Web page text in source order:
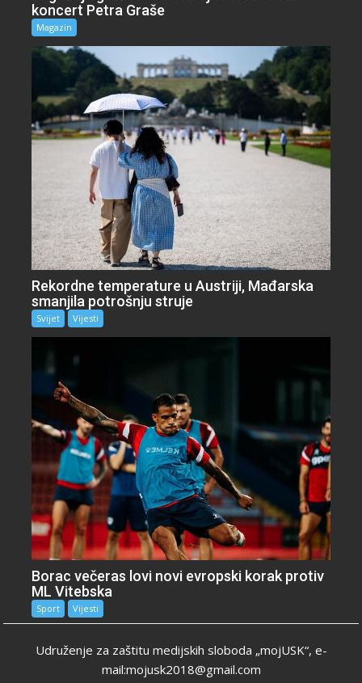
koncert Petra Graše
Magazin
Rekordne temperature u Austriji, Mađarska
smanjila potrošnju struje
Svijet Vijesti
Borac večeras lovi novi evropski korak protiv
ML Vitebska
Sport Vijesti
Udruženje za zaštitu medijskih sloboda „mojUSK“, e-
mail:mojusk2018@gmail.com